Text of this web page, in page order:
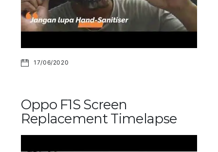
17/06/2020
Oppo F1S Screen
Replacement Timelapse